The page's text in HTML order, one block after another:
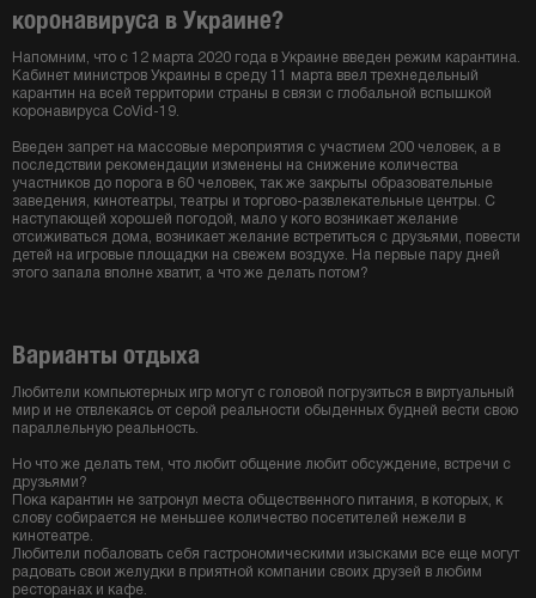
коронавируса в Украине?
Напомним, что с 12 марта 2020 года в Украине введен режим карантина.
Кабинет министров Украины в среду 11 марта ввел трехнедельный
карантин на всей территории страны в связи с глобальной вспышкой
коронавируса CoVid-19.
Введен запрет на массовые мероприятия с участием 200 человек, а в
последствии рекомендации изменены на снижение количества
участников до порога в 60 человек, так же закрыты образовательные
заведения, кинотеатры, театры и торгово-развлекательные центры. С
наступающей хорошей погодой, мало у кого возникает желание
отсиживаться дома, возникает желание встретиться с друзьями, повести
детей на игровые площадки на свежем воздухе. На первые пару дней
этого запала вполне хватит, а что же делать потом?
Варианты отдыха
Любители компьютерных игр могут с головой погрузиться в виртуальный
мир и не отвлекаясь от серой реальности обыденных будней вести свою
параллельную реальность.
Но что же делать тем, что любит общение любит обсуждение, встречи с
друзьями?
Пока карантин не затронул места общественного питания, в которых, к
слову собирается не меньшее количество посетителей нежели в
кинотеатре.
Любители побаловать себя гастрономическими изысками все еще могут
радовать свои желудки в приятной компании своих друзей в любим
ресторанах и кафе.